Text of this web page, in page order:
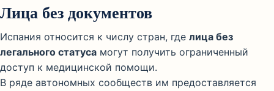
Лица без документов
Испания относится к числу стран, где лица без
легального статуса могут получить ограниченный
доступ к медицинской помощи.
В ряде автономных сообществ им предоставляется